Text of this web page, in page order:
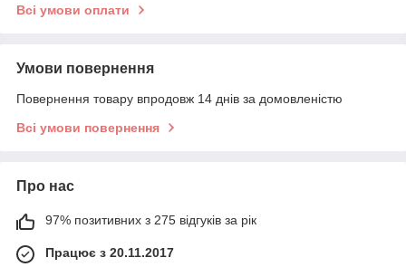
Всі умови оплати
Умови повернення
Повернення товару впродовж 14 днів за домовленістю
Всі умови повернення
Про нас
97% позитивних з 275 відгуків за рік
Працює з 20.11.2017